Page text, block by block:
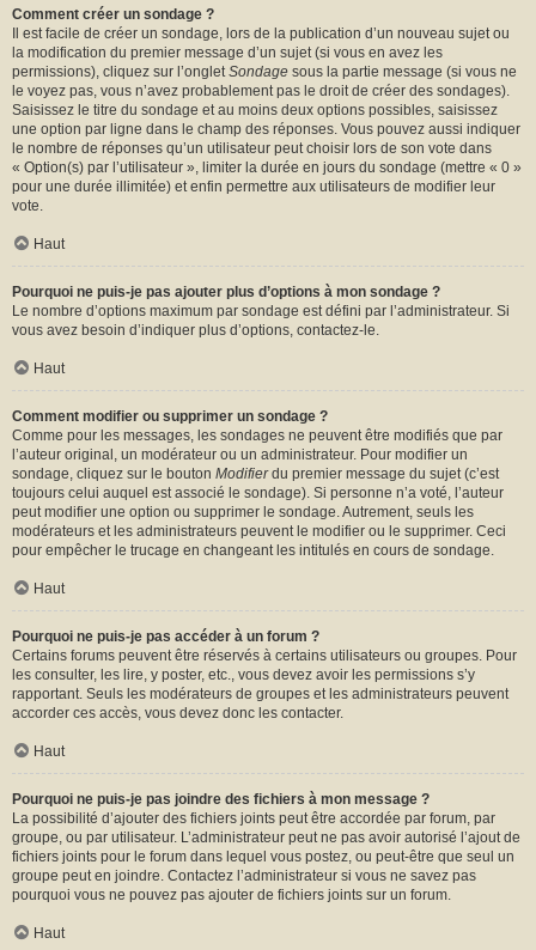
Comment créer un sondage ?
Il est facile de créer un sondage, lors de la publication d’un nouveau sujet ou
la modification du premier message d’un sujet (si vous en avez les
permissions), cliquez sur l’ongletSondage sous la partie message (si vous ne
le voyez pas, vous n’avez probablement pas le droit de créer des sondages).
Saisissez le titre du sondage et au moins deux options possibles, saisissez
une option par ligne dans le champ des réponses. Vous pouvez aussi indiquer
le nombre de réponses qu’un utilisateur peut choisir lors de son vote dans
« Option(s) par l’utilisateur », limiter la durée en jours du sondage (mettre « 0 »
pour une durée illimitée) et enfin permettre aux utilisateurs de modifier leur
vote.
Haut
Pourquoi ne puis-je pas ajouter plus d’options à mon sondage ?
Le nombre d’options maximum par sondage est défini par l’administrateur. Si
vous avez besoin d’indiquer plus d’options, contactez-le.
Haut
Comment modifier ou supprimer un sondage ?
Comme pour les messages, les sondages ne peuvent être modifiés que par
l’auteur original, un modérateur ou un administrateur. Pour modifier un
sondage, cliquez sur le bouton Modifierdu premier message du sujet (c’est
toujours celui auquel est associé le sondage). Si personne n’a voté, l’auteur
peut modifier une option ou supprimer le sondage. Autrement, seuls les
modérateurs et les administrateurs peuvent le modifier ou le supprimer. Ceci
pour empêcher le trucage en changeant les intitulés en cours de sondage.
Haut
Pourquoi ne puis-je pas accéder à un forum ?
Certains forums peuvent être réservés à certains utilisateurs ou groupes. Pour
les consulter, les lire, y poster, etc., vous devez avoir les permissions s’y
rapportant. Seuls les modérateurs de groupes et les administrateurs peuvent
accorder ces accès, vous devez donc les contacter.
Haut
Pourquoi ne puis-je pas joindre des fichiers à mon message ?
La possibilité d’ajouter des fichiers joints peut être accordée par forum, par
groupe, ou par utilisateur. L’administrateur peut ne pas avoir autorisé l’ajout de
fichiers joints pour le forum dans lequel vous postez, ou peut-être que seul un
groupe peut en joindre. Contactez l’administrateur si vous ne savez pas
pourquoi vous ne pouvez pas ajouter de fichiers joints sur un forum.
Haut